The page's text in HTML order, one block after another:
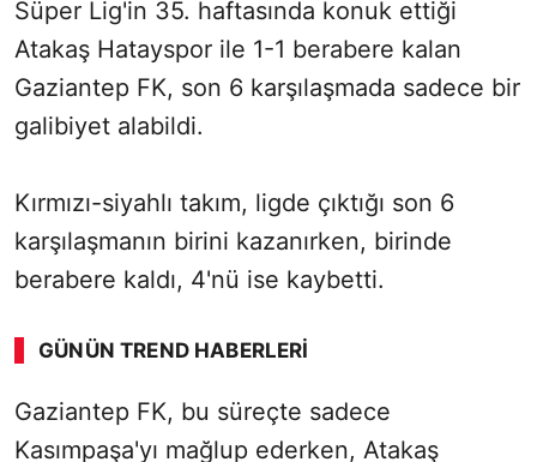
Süper Lig'in 35. haftasında konuk ettiği
Atakaş Hatayspor ile 1-1 berabere kalan
Gaziantep FK, son 6 karşılaşmada sadece bir
galibiyet alabildi.
Kırmızı-siyahlı takım, ligde çıktığı son 6
karşılaşmanın birini kazanırken, birinde
berabere kaldı, 4'nü ise kaybetti.
GÜNÜN TREND HABERLERI
SÖZCÜ SON DAKİKA
Gaziantep FK, bu süreçte sadece
Kasımpaşa'yı mağlup ederken, Atakaş